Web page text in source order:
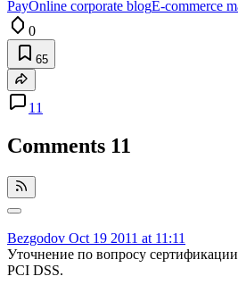
PayOnline corporate blogE-commerce
0
65
11
Comments 11
Bezgodov Oct 19 2011 at 11:11
Уточнение по вопросу
PCI DSS.